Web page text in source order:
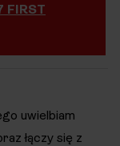
FIRST
uwielbiam
łączy się z